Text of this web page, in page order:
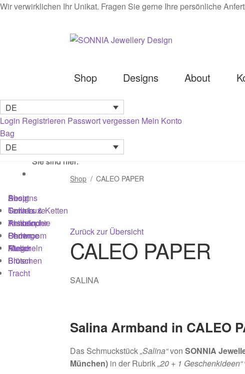
Wir verwirklichen Ihr Unikat. Fragen Sie gerne Ihre persönliche
Zur
Zum
Shop Designs About
StartseiteAGBCookies
KontaktLoginMein Konto
Richtlinie für Rückerstattungen und Rückgaben
DE
Login Registrieren Passwort vergessen Mein Konto
Bag
DE
Shop / CALEO PAPER
Zurück zur Übersicht
CALEO PAPER
SALINA
Salina Armband in CALEO
Das Schmuckstück„Salina“vonSONNIA
München) in der Rubrik„20 + 1 Geschenkideen“
Sie sind hier:
Shop
Colliers & Ketten
Armbänder
Ohrringe
Ringe
Broschen
Sie sind hier:
Designs
Terra Luxe
Tasseln
Perlen
Muscheln
Blüten
Tracht
Sie sind hier:
About
Sonnia
Philosophie
Showroom
Atelier